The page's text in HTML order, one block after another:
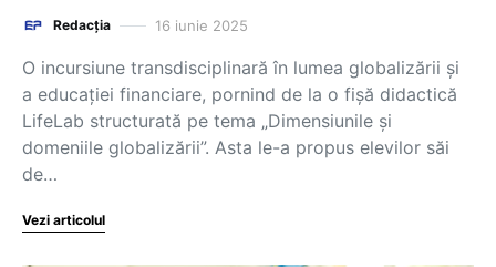
Redacția 16 iunie 2025
O incursiune transdisciplinară în lumea globalizării și
a educației financiare, pornind de la o fișă didactică
LifeLab structurată pe tema „Dimensiunile și
domeniile globalizării”. Asta le-a propus elevilor săi
de…
Vezi articolul